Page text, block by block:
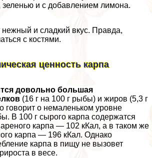
и с добавлением лимона.
и сладкий вкус. Правда,
с костями.
ценность карпа
довольно большая
(16 г на 100 г рыбы) и жиров (5,3 г
говорит о немаленьком уровне
В 100 г сырого карпа содержатся
карпа — 102 кКал, а в таком же
карпа — 196 кКал. Однако
карпа в пищу не вызовет
в весе.